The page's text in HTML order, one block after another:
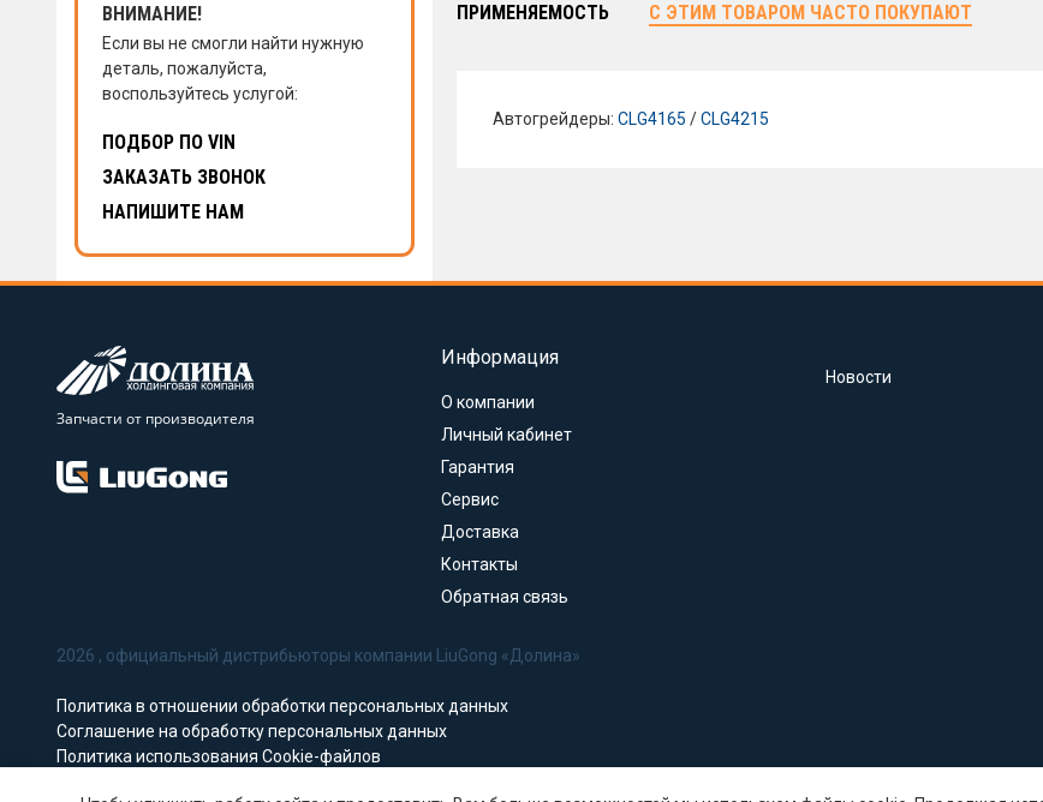
ВНИМАНИЕ!
Если вы не смогли найти нужную
деталь, пожалуйста,
воспользуйтесь услугой:
ПОДБОР ПО VIN
ЗАКАЗАТЬ ЗВОНОК
НАПИШИТЕ НАМ
ПРИМЕНЯЕМОСТЬ С ЭТИМ ТОВАРОМ ЧАСТО ПОКУПАЮТ
Автогрейдеры: CLG4165 /CLG4215
Запчасти от производителя
Информация
О компании
Личный кабинет
Гарантия
Сервис
Доставка
Контакты
Обратная связь
Новости
2026 , официальный дистрибьюторы компании LiuGong «Долина»
Политика в отношении обработки персональных данных
Соглашение на обработку персональных данных
Политика использования Cookie-файлов